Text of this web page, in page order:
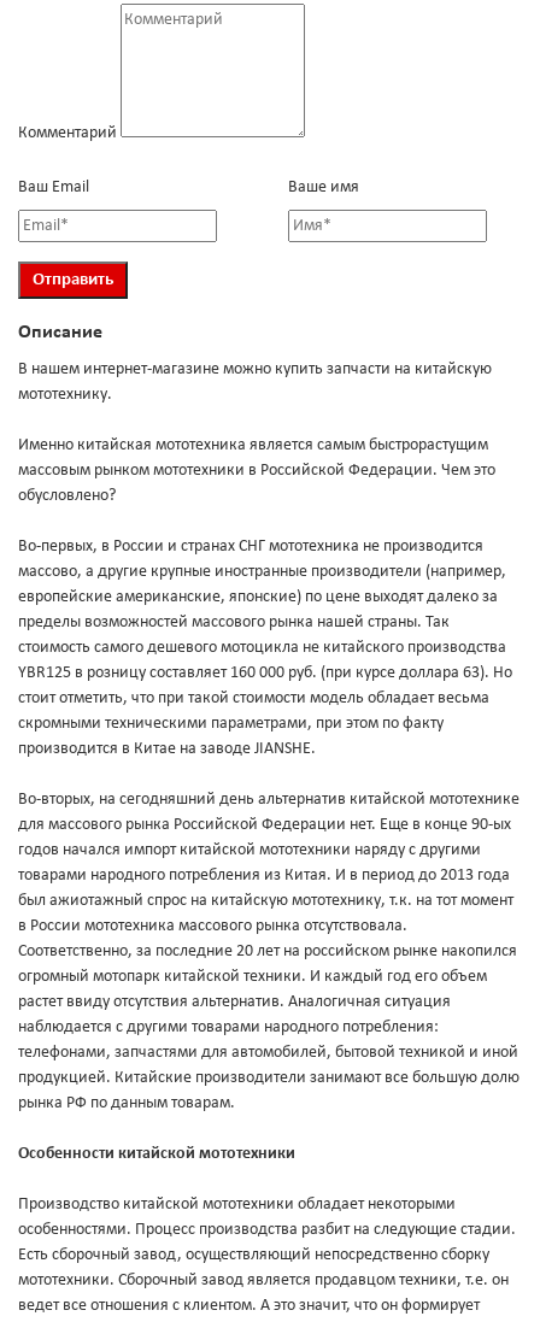
Комментарий
Ваш Email Ваше имя
Описание
В нашем интернет-магазине можно купить запчасти на китайскую
мототехнику.
Именно китайская мототехника является самым быстрорастущим
массовым рынком мототехники в Российской Федерации. Чем это
обусловлено?
Во-первых, в России и странах СНГ мототехника не производится
массово, а другие крупные иностранные производители (например,
европейские американские, японские) по цене выходят далеко за
пределы возможностей массового рынка нашей страны. Так
стоимость самого дешевого мотоцикла не китайского производства
YBR125 в розницу составляет 160 000 руб. (при курсе доллара 63). Но
стоит отметить, что при такой стоимости модель обладает весьма
скромными техническими параметрами, при этом по факту
производится в Китае на заводе JIANSHE.
Во-вторых, на сегодняшний день альтернатив китайской мототехнике
для массового рынка Российской Федерации нет. Еще в конце 90-ых
годов начался импорт китайской мототехники наряду с другими
товарами народного потребления из Китая. И в период до 2013 года
был ажиотажный спрос на китайскую мототехнику, т.к. на тот момент
в России мототехника массового рынка отсутствовала.
Соответственно, за последние 20 лет на российском рынке накопился
огромный мотопарк китайской техники. И каждый год его объем
растет ввиду отсутствия альтернатив. Аналогичная ситуация
наблюдается с другими товарами народного потребления:
телефонами, запчастями для автомобилей, бытовой техникой и иной
продукцией. Китайские производители занимают все большую долю
рынка РФ по данным товарам.
Особенности китайской мототехники
Производство китайской мототехники обладает некоторыми
особенностями. Процесс производства разбит на следующие стадии.
Есть сборочный завод, осуществляющий непосредственно сборку
мототехники. Сборочный завод является продавцом техники, т.е. он
ведет все отношения с клиентом. А это значит, что он формирует